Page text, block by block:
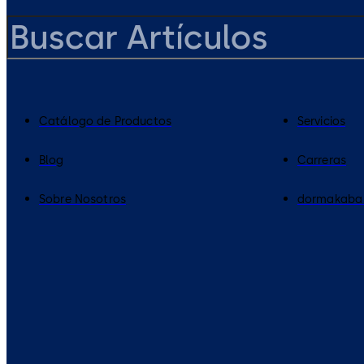
Catálogo de Productos Servicios
Blog Carreras
Sobre Nosotros